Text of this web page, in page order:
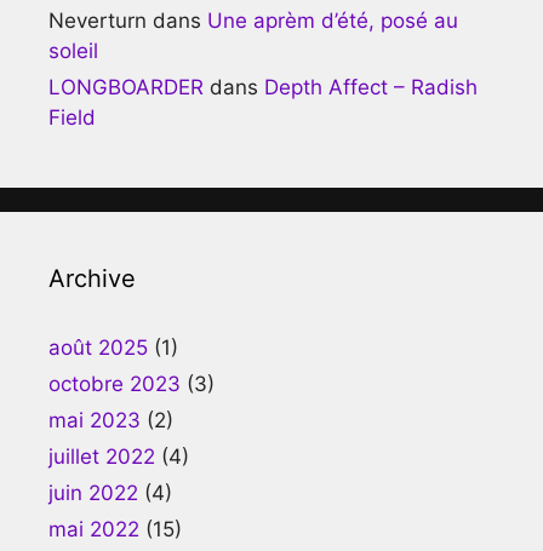
Neverturn dans Une aprèm d’été, posé au
soleil
LONGBOARDER dans Depth Affect – Radish
Field
Archive
août 2025 (1)
octobre 2023 (3)
mai 2023 (2)
juillet 2022 (4)
juin 2022 (4)
mai 2022 (15)